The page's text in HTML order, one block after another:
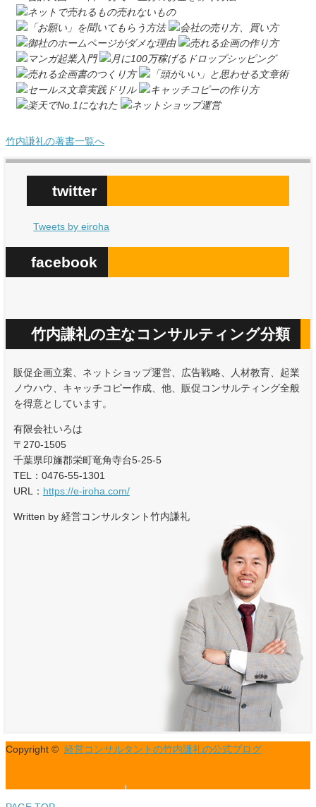
竹内謙礼の著書一覧へ
twitter
Tweets by eiroha
facebook
竹内謙礼の主なコンサルティング分類
販促企画立案、ネットショップ運営、広告戦略、人材教育、起業
ノウハウ、キャッチコピー作成、他、販促コンサルティング全般
を得意としています。
有限会社いろは
〒270-1505
千葉県印旛郡栄町竜角寺台5-25-5
TEL：0476-55-1301
URL： https://e-iroha.com/
Written by 経営コンサルタント竹内謙礼
Copyright © 経営コンサルタントの竹内謙礼の公式ブログ